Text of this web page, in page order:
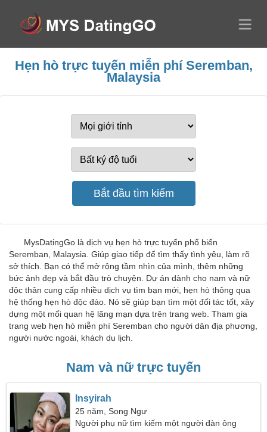
Hẹn hò trực tuyến miễn phí Seremban,
Malaysia
MysDatingGo là dịch vụ hẹn hò trực tuyến phổ biến
Seremban, Malaysia. Giúp giao tiếp để tìm thấy tình yêu, làm rõ
sở thích. Bạn có thể mở rộng tầm nhìn của mình, thêm những
bức ảnh đẹp và bắt đầu trò chuyện. Dự án dành cho nam và nữ
độc thân cung cấp nhiều dịch vụ tìm bạn mới, hẹn hò thông qua
hệ thống hẹn hò độc đáo. Nó sẽ giúp bạn tìm một đối tác tốt, xây
dựng một mối quan hệ lãng mạn dựa trên trang web. Tham gia
trang web hẹn hò miễn phí Seremban cho người dân địa phương,
người nước ngoài, khách du lịch.
Nam và nữ trực tuyến
Insyirah
25 năm, Song Ngư
Người phụ nữ tìm kiếm một người đàn ông